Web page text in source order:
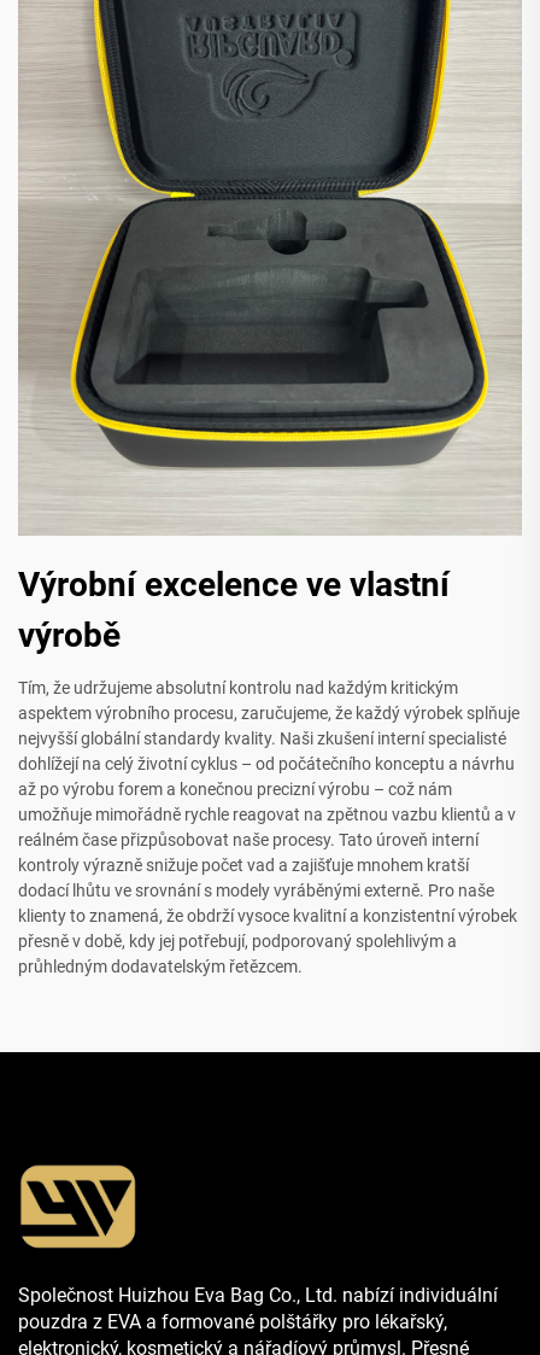
Výrobní excelence ve vlastní
výrobě
Tím, že udržujeme absolutní kontrolu nad každým kritickým
aspektem výrobního procesu, zaručujeme, že každý výrobek splňuje
nejvyšší globální standardy kvality. Naši zkušení interní specialisté
dohlížejí na celý životní cyklus – od počátečního konceptu a návrhu
až po výrobu forem a konečnou precizní výrobu – což nám
umožňuje mimořádně rychle reagovat na zpětnou vazbu klientů a v
reálném čase přizpůsobovat naše procesy. Tato úroveň interní
kontroly výrazně snižuje počet vad a zajišťuje mnohem kratší
dodací lhůtu ve srovnání s modely vyráběnými externě. Pro naše
klienty to znamená, že obdrží vysoce kvalitní a konzistentní výrobek
přesně v době, kdy jej potřebují, podporovaný spolehlivým a
průhledným dodavatelským řetězcem.
Společnost Huizhou Eva Bag Co., Ltd. nabízí individuální
pouzdra z EVA a formované polštářky pro lékařský,
elektronický, kosmetický a nářadíový průmysl. Přesné